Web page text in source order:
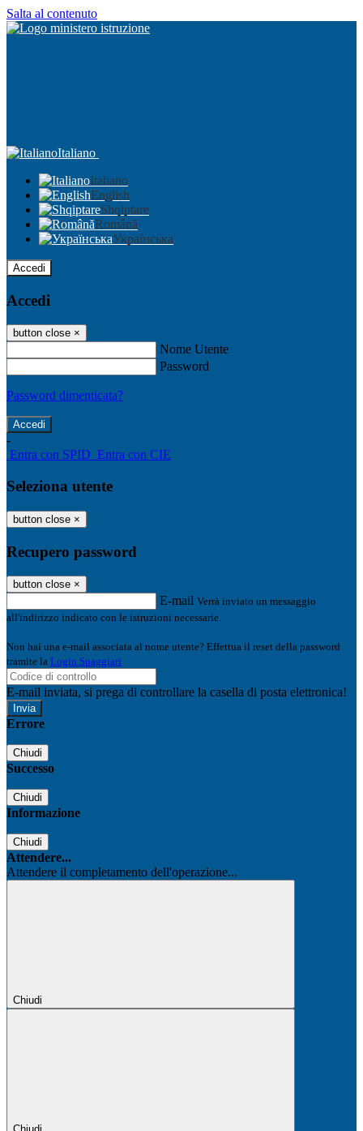
Salta al contenuto
Italiano
Italiano
English
Shqiptare
Română
Українська
Accedi
Accedi
button close ×
Nome Utente
Password
Password dimenticata?
-
Entra con SPID Entra con CIE
Seleziona utente
button close ×
Recupero password
button close ×
E-mail Verrà inviato un messaggio
all'indirizzo indicato con le istruzioni necessarie.
Non hai una e-mail associata al nome utente? Effettua il reset della password
tramite la Login Spaggiari
E-mail inviata, si prega di controllare la casella di posta elettronica!
Errore
Chiudi
Successo
Chiudi
Informazione
Chiudi
Attendere...
Attendere il completamento dell'operazione...
Chiudi